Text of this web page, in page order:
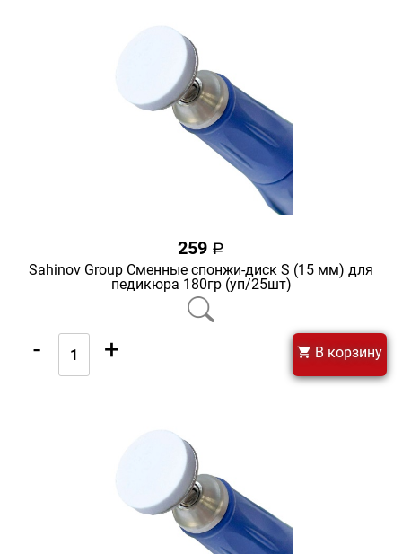
259 a
Sahinov Group Сменные спонжи-диск S (15 мм) для
педикюра 180гр (уп/25шт)
- + В корзину